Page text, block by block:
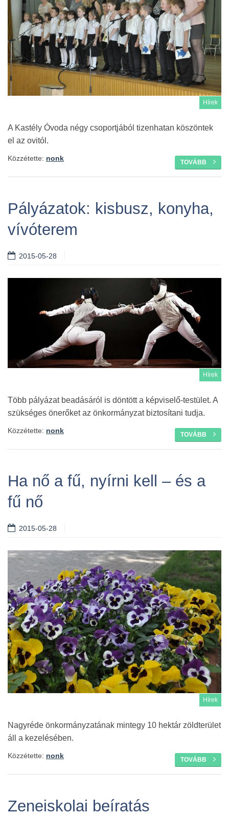
Hírek
A Kastély Óvoda négy csoportjából tizenhatan köszöntek
el az ovitól.
TOVÁBB
Közzétette: nonk
Pályázatok: kisbusz, konyha,
vívóterem
2015-05-28
Hírek
Több pályázat beadásáról is döntött a képviselő-testület. A
szükséges önerőket az önkormányzat biztosítani tudja.
TOVÁBB
Közzétette: nonk
Ha nő a fű, nyírni kell – és a
fű nő
2015-05-28
Hírek
Nagyréde önkormányzatának mintegy 10 hektár zöldterület
áll a kezelésében.
TOVÁBB
Közzétette: nonk
Zeneiskolai beíratás